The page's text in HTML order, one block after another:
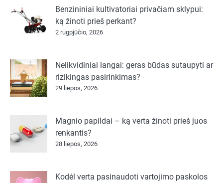
Benzininiai kultivatoriai privačiam sklypui:
ką žinoti prieš perkant?
2 rugpjūčio, 2026
Nelikvidiniai langai: geras būdas sutaupyti ar
rizikingas pasirinkimas?
29 liepos, 2026
Magnio papildai – ką verta žinoti prieš juos
renkantis?
28 liepos, 2026
Kodėl verta pasinaudoti vartojimo paskolos